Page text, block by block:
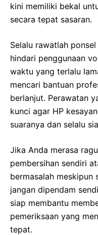
kini memiliki bekal
secara tepat sasaran.
Selalu rawatlah
hindari penggunaan
waktu yang terlalu
mencari bantuan
berlanjut. Perawatan
kunci agar HP
suaranya dan selalu
Jika Anda merasa
pembersihan sendiri
bermasalah meskipun
jangan dipendam
siap membantu
pemeriksaan yang
tepat.